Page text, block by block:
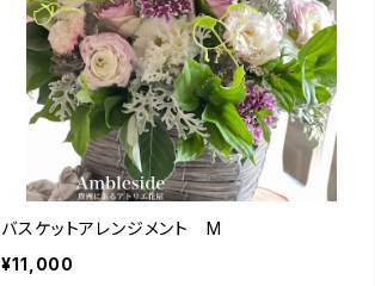
バスケットアレンジメント M
¥11,000